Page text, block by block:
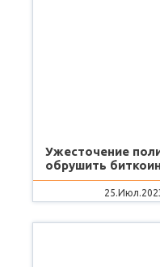
Ужесточение
обрушить